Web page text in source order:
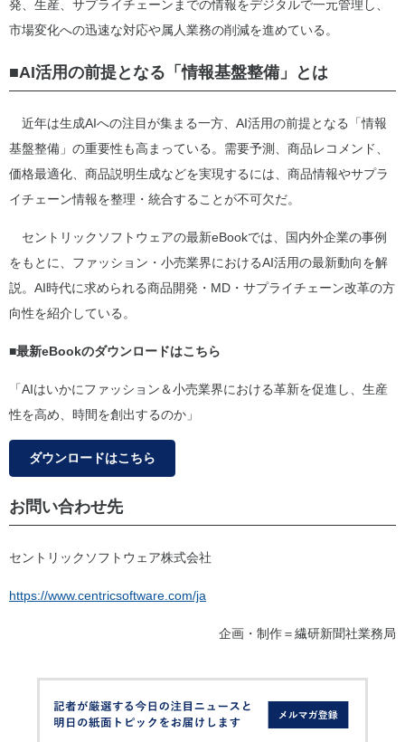
発、生産、サプライチェーンまでの情報をデジタルで一元管理し、
市場変化への迅速な対応や属人業務の削減を進めている。
■AI活用の前提となる「情報基盤整備」とは
近年は生成AIへの注目が集まる一方、AI活用の前提となる「情報
基盤整備」の重要性も高まっている。需要予測、商品レコメンド、
価格最適化、商品説明生成などを実現するには、商品情報やサプラ
イチェーン情報を整理・統合することが不可欠だ。
セントリックソフトウェアの最新eBookでは、国内外企業の事例
をもとに、ファッション・小売業界におけるAI活用の最新動向を解
説。AI時代に求められる商品開発・MD・サプライチェーン改革の方
向性を紹介している。
■最新eBookのダウンロードはこちら
「AIはいかにファッション＆小売業界における革新を促進し、生産
性を高め、時間を創出するのか」
ダウンロードはこちら
お問い合わせ先
セントリックソフトウェア株式会社
https://www.centricsoftware.com/ja
企画・制作＝繊研新聞社業務局